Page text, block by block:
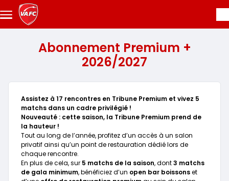
Skip to main content
Abonnement Premium +
2026/2027
Assistez à 17 rencontres en Tribune Premium et vivez 5
matchs dans un cadre privilégié !
Nouveauté : cette saison, la Tribune Premium prend de
la hauteur !
Tout au long de l’année, profitez d’un accès à un salon
privatif ainsi qu’un point de restauration dédié lors de
chaque rencontre.
En plus de cela, sur 5 matchs de la saison, dont3 matchs
de gala minimum, bénéficiez d’un open bar boissonset